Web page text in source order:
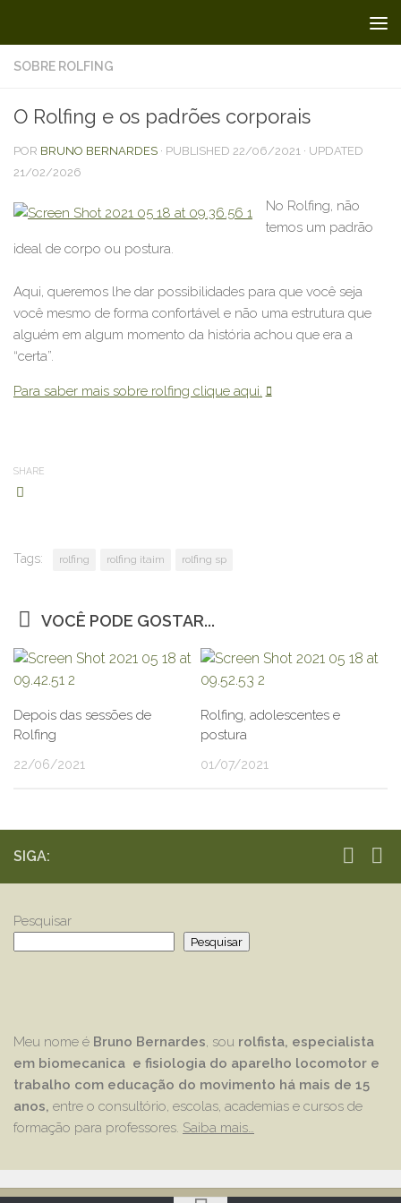
SOBRE ROLFING
O Rolfing e os padrões corporais
POR BRUNO BERNARDES · PUBLISHED 22/06/2021 · UPDATED
21/02/2026
No Rolfing, não
temos um padrão
ideal de corpo ou postura.
Aqui, queremos lhe dar possibilidades para que você seja
você mesmo de forma confortável e não uma estrutura que
alguém em algum momento da história achou que era a
“certa”.
Para saber mais sobre rolfing clique aqui.
SHARE
Tags: rolfing rolfing itaim rolfing sp
VOCÊ PODE GOSTAR...
Depois das sessões de
Rolfing
22/06/2021
Rolfing, adolescentes e
postura
01/07/2021
SIGA:
Pesquisar
Pesquisar
Meu nome é Bruno Bernardes, sou rolfista, especialista
em biomecanica e fisiologia do aparelho locomotor e
trabalho com educação do movimento há mais de 15
anos, entre o consultório, escolas, academias e cursos de
formação para professores. Saiba mais…